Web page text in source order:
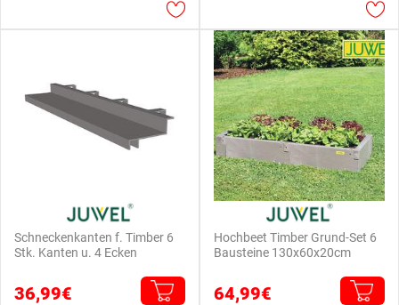
Schneckenkanten f. Timber 6
Stk. Kanten u. 4 Ecken
36,99€
Hochbeet Timber Grund-Set 6
Bausteine 130x60x20cm
64,99€